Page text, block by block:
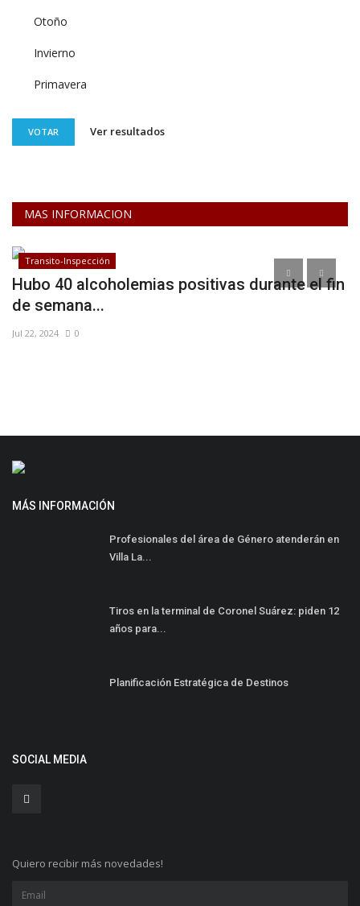
Otoño
Invierno
Primavera
VOTAR Ver resultados
MAS INFORMACION
Transito-Inspección
Hubo 40 alcoholemias positivas durante el fin
de semana...
Jul 22, 2024 0
MÁS INFORMACIÓN
Profesionales del área de Género atenderán en
Villa La...
Tiros en la terminal de Coronel Suárez: piden 12
años para...
Planificación Estratégica de Destinos
SOCIAL MEDIA
Quiero recibir más novedades!